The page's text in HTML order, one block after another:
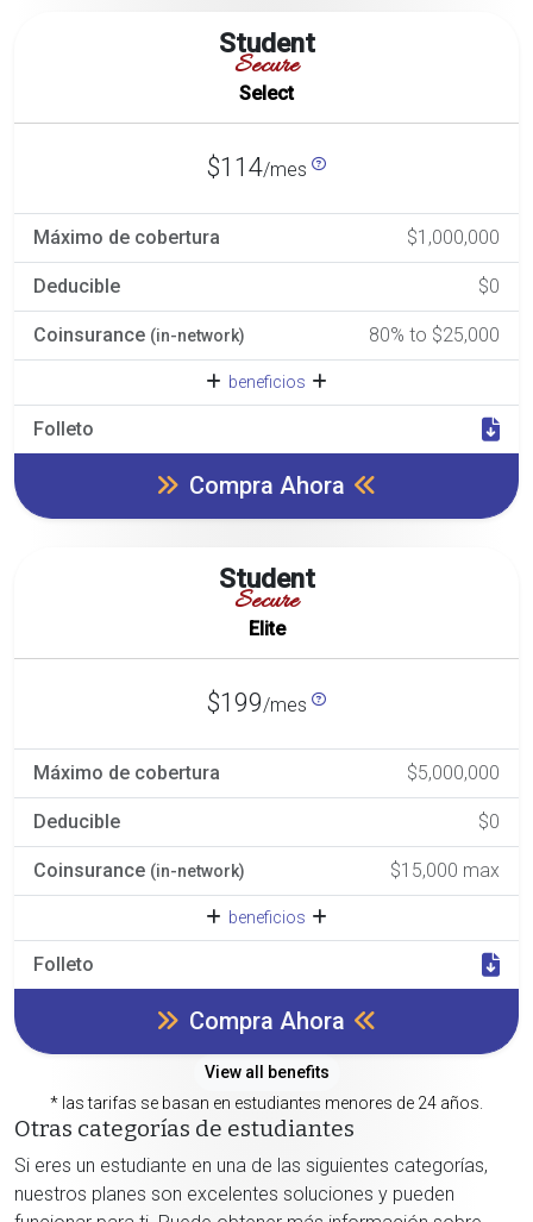
Student
Secure
Select
$114/mes
Máximo de cobertura $1,000,000
Deducible $0
Coinsurance (in-network) 80% to $25,000
beneficios
Folleto
Compra Ahora
Student
Secure
Elite
$199/mes
Máximo de cobertura $5,000,000
Deducible $0
Coinsurance (in-network) $15,000 max
beneficios
Folleto
Compra Ahora
View all benefits
* las tarifas se basan en estudiantes menores de 24 años.
Otras categorías de estudiantes
Si eres un estudiante en una de las siguientes categorías,
nuestros planes son excelentes soluciones y pueden